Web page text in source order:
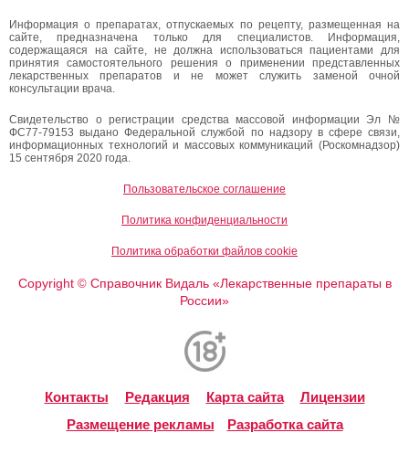
Информация о препаратах, отпускаемых по рецепту, размещенная на
сайте, предназначена только для специалистов. Информация,
содержащаяся на сайте, не должна использоваться пациентами для
принятия самостоятельного решения о применении представленных
лекарственных препаратов и не может служить заменой очной
консультации врача.
Свидетельство о регистрации средства массовой информации Эл №
ФС77-79153 выдано Федеральной службой по надзору в сфере связи,
информационных технологий и массовых коммуникаций (Роскомнадзор)
15 сентября 2020 года.
Пользовательское соглашение
Политика конфиденциальности
Политика обработки файлов cookie
Copyright ©Справочник Видаль «Лекарственные препараты в
России»
Контакты Редакция Карта сайта
Лицензии
Размещение рекламы
Разработка сайта